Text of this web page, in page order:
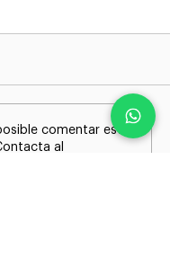
tengas trato,
comentar esta
al